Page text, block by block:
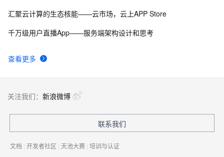
查看更多
汇聚云计算的生态核能——云市场，云上APP Store
千万级用户直播App——服务端架构设计和思考
关注我们： 新浪微博
联系我们
文档 | 开发者社区 | 天池大赛 | 培训与认证